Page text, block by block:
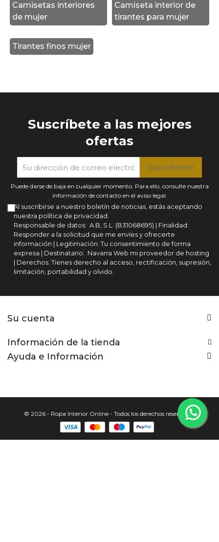
Camisetas interiores
de mujer
Camiseta interior de
tirantes para mujer
Tirantes finos mujer
Suscríbete a las mejores
ofertas
Puede darse de baja en cualquier momento. Para ello, consulte nuestra
información de contacto en el aviso legal.
Al suscribirse a nuestro boletín de noticias, estás aceptando
nuestra política de privacidad.
Responsable de datos: A.B, S.L. (B31068695) | Finalidad:
Responder a la solicitud que me envíes y ofrecerte
información | Legitimación: Tu consentimiento de forma
expresa | Destinatario: Navarra Web mi proveedor de hosting
| Derechos: Tienes derecho al acceso, rectificación, supresión,
limitación, portabilidad y olvido.
Su cuenta
Información de la tienda
Ayuda e Información
© 2026 - Ropa Interior Online - Todos los derechos reservados